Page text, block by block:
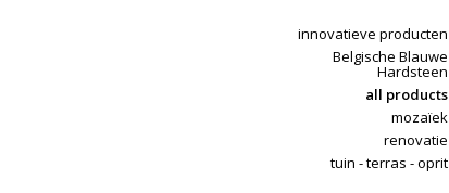
innovatieve producten
Belgische Blauwe
Hardsteen
all products
mozaïek
renovatie
tuin - terras - oprit